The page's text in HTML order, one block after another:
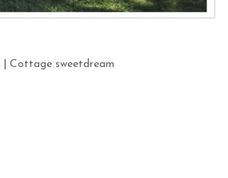
Cottage sweetdream